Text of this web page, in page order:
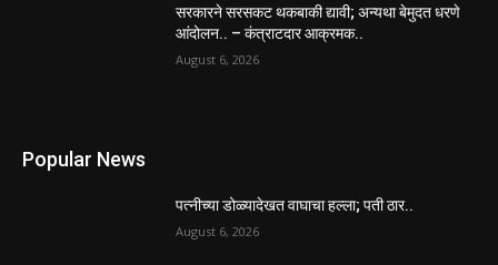
सरकारने सरसकट थकबाकी द्यावी; अन्यथा बेमुदत धरणे
आंदोलन.. – कंत्राटदार आक्रमक..
August 6, 2026
Popular News
पत्नीच्या डोळ्यादेखत वाघाचा हल्ला; पती ठार..
August 6, 2026